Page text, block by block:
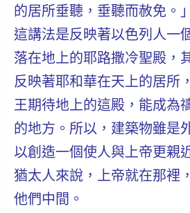
的居所垂聽，垂聽而赦免。
這講法是反映著以色列人一
落在地上的耶路撒冷聖殿，
反映著耶和華在天上的居所
王期待地上的這殿，能成為
的地方。所以，建築物雖是
以創造一個使人與上帝更親
猶太人來說，上帝就在那裡
他們中間。